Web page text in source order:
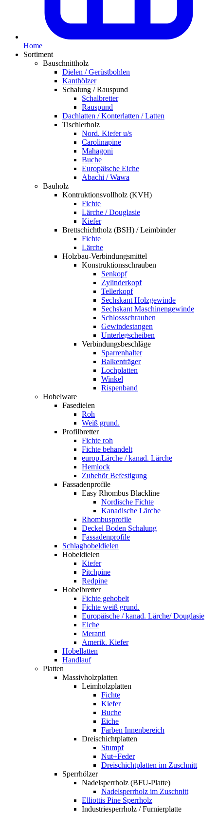
Home
Sortiment
Bauschnittholz
Dielen / Gerüstbohlen
Kanthölzer
Schalung / Rauspund
Schalbretter
Rauspund
Dachlatten / Konterlatten / Latten
Tischlerholz
Nord. Kiefer u/s
Carolinapine
Mahagoni
Buche
Europäische Eiche
Abachi / Wawa
Bauholz
Kontruktionsvollholz (KVH)
Fichte
Lärche / Douglasie
Kiefer
Brettschichtholz (BSH) / Leimbinder
Fichte
Lärche
Holzbau-Verbindungsmittel
Konstruktionsschrauben
Senkopf
Zylinderkopf
Tellerkopf
Sechskant Holzgewinde
Sechskant Maschinengewinde
Schlossschrauben
Gewindestangen
Unterlegscheiben
Verbindungsbeschläge
Sparrenhalter
Balkenträger
Lochplatten
Winkel
Rispenband
Hobelware
Fasedielen
Roh
Weiß grund.
Profilbretter
Fichte roh
Fichte behandelt
europ.Lärche / kanad. Lärche
Hemlock
Zubehör Befestigung
Fassadenprofile
Easy Rhombus Blackline
Nordische Fichte
Kanadische Lärche
Rhombusprofile
Deckel Boden Schalung
Fassadenprofile
Schlaghobeldielen
Hobeldielen
Kiefer
Pitchpine
Redpine
Hobelbretter
Fichte gehobelt
Fichte weiß grund.
Europäische / kanad. Lärche/ Douglasie
Eiche
Meranti
Amerik. Kiefer
Hobellatten
Handlauf
Platten
Massivholzplatten
Leimholzplatten
Fichte
Kiefer
Buche
Eiche
Farben Innenbereich
Dreischichtplatten
Stumpf
Nut+Feder
Dreischichtplatten im Zuschnitt
Sperrhölzer
Nadelsperrholz (BFU-Platte)
Nadelsperrholz im Zuschnitt
Elliottis Pine Sperrholz
Industriesperrholz / Furnierplatte